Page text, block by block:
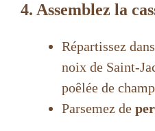
4. Assemblez la
Répartissez
noix de Saint-
poêlée de
Parsemez de